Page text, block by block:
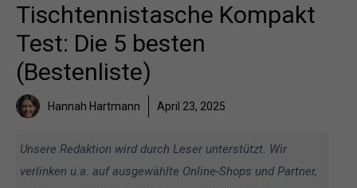
Tischtennistasche Kompakt
Test: Die 5 besten
(Bestenliste)
Hannah Hartmann April 23, 2025
Unsere Redaktion wird durch Leser unterstützt. Wir
verlinken u.a. auf ausgewählte Online-Shops und Partner,